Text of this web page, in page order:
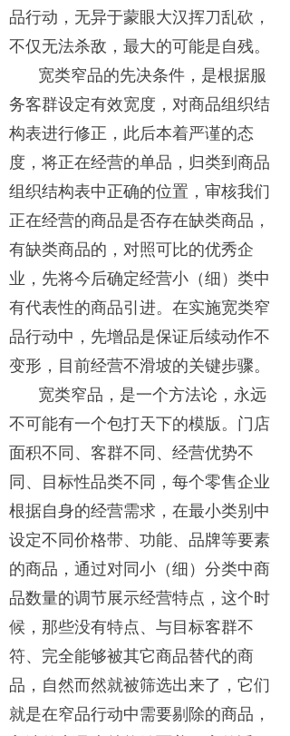
品行动，无异于蒙眼大汉挥刀乱砍，
不仅无法杀敌，最大的可能是自残。
宽类窄品的先决条件，是根据服
务客群设定有效宽度，对商品组织结
构表进行修正，此后本着严谨的态
度，将正在经营的单品，归类到商品
组织结构表中正确的位置，审核我们
正在经营的商品是否存在缺类商品，
有缺类商品的，对照可比的优秀企
业，先将今后确定经营小（细）类中
有代表性的商品引进。在实施宽类窄
品行动中，先增品是保证后续动作不
变形，目前经营不滑坡的关键步骤。
宽类窄品，是一个方法论，永远
不可能有一个包打天下的模版。门店
面积不同、客群不同、经营优势不
同、目标性品类不同，每个零售企业
根据自身的经营需求，在最小类别中
设定不同价格带、功能、品牌等要素
的商品，通过对同小（细）分类中商
品数量的调节展示经营特点，这个时
候，那些没有特点、与目标客群不
符、完全能够被其它商品替代的商
品，自然而然就被筛选出来了，它们
就是在窄品行动中需要剔除的商品，